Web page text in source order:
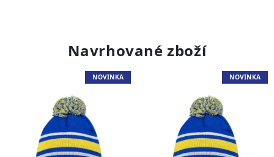
Navrhované zboží
NOVINKA NOVINKA